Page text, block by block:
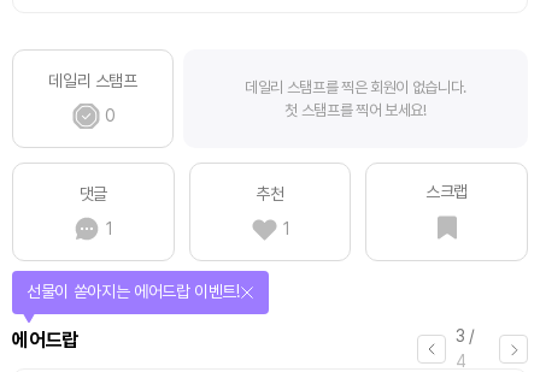
데일리 스탬프
0
데일리 스탬프를 찍은 회원이 없습니다.
첫 스탬프를 찍어 보세요!
댓글
1
추천
1
스크랩
3 /
4
에어드랍
선물이 쏟아지는 에어드랍 이벤트!